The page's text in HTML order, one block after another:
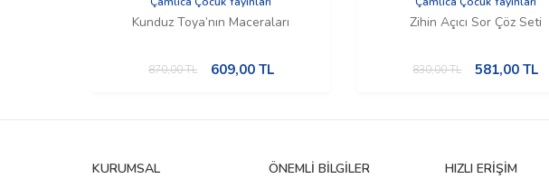
Kunduz Toya’nın Maceraları
870,00TL 609,00TL
Zihin Açıcı Sor Çöz Seti
830,00TL 581,00 TL
KURUMSAL ÖNEMLI BILGILER HIZLI ERIŞIM